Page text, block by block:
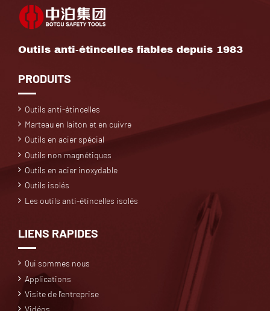
Outils anti-étincelles fiables depuis 1983
PRODUITS
Outils anti-étincelles
Marteau en laiton et en cuivre
Outils en acier spécial
Outils non magnétiques
Outils en acier inoxydable
Outils isolés
Les outils anti-étincelles isolés
LIENS RAPIDES
Qui sommes nous
Applications
Visite de l'entreprise